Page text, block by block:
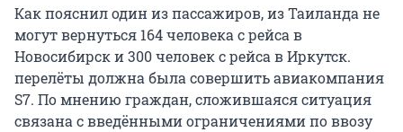
Как пояснил один из пассажиров, из Таиланда не
могут вернуться 164 человека с рейса в
Новосибирск и 300 человек с рейса в Иркутск.
перелёты должна была совершить авиакомпания
S7. По мнению граждан, сложившаяся ситуация
связана с введёнными ограничениями по ввозу